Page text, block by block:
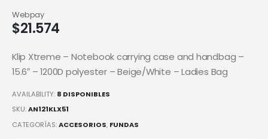
$21.574
Webpay
Klip Xtreme – Notebook carrying case and handbag –
15.6″ – 1200D polyester – Beige/White – Ladies Bag
AVAILABILITY: 8 DISPONIBLES
SKU:AN121KLX51
CATEGORÍAS:ACCESORIOS, FUNDAS